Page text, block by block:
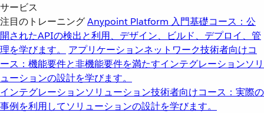
サービス
注目のトレーニングAnypoint Platform 入門基礎コース：公
開されたAPIの検出と利用、デザイン、ビルド、デプロイ、管
理を学びます。
アプリケーションネットワーク技術者向けコ
ース：機能要件と非機能要件を満たすインテグレーションソリ
ューションの設計を学びます。
インテグレーションソリューション技術者向けコース：実際の
事例を利用してソリューションの設計を学びます。